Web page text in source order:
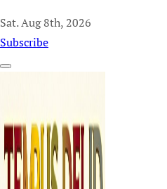
Sat. Aug 8th, 2026
Subscribe